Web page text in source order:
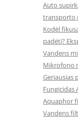
Auto
transporto
Kodėl
padėti?
Vandens
Mikrofono
Geriausias
Fungicidas
Aquaphor
Vandens